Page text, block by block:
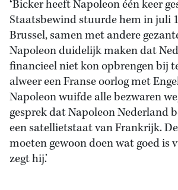
‘Bicker heeft Napoleon één keer
Staatsbewind stuurde hem in juli
Brussel, samen met andere
Napoleon duidelijk maken dat
financieel niet kon opbrengen bij
alweer een Franse oorlog met
Napoleon wuifde alle bezwaren
gesprek dat Napoleon Nederland
een satellietstaat van Frankrijk.
moeten gewoon doen wat goed is
zegt hij.’